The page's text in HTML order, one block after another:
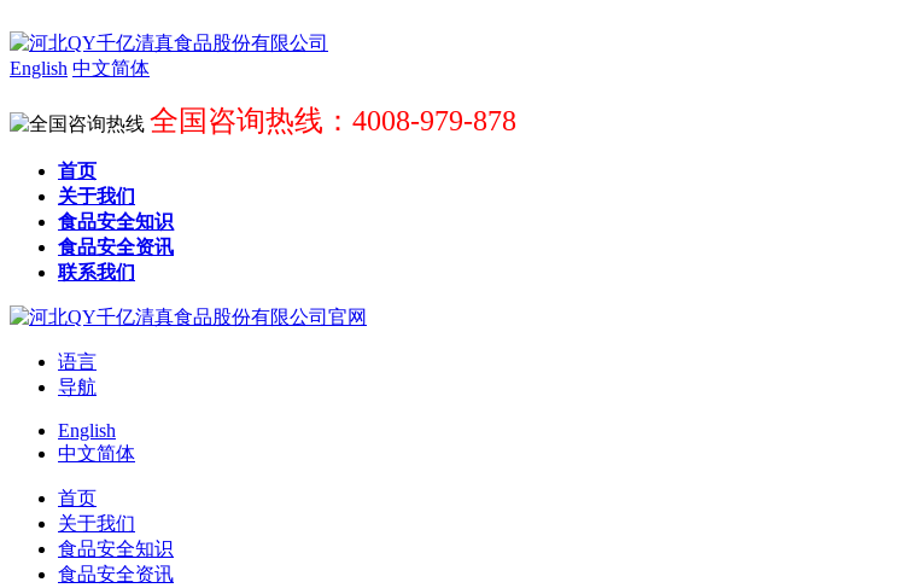
English 中文简体
全国咨询热线：4008-979-878
首页
关于我们
食品安全知识
食品安全资讯
联系我们
语言
导航
English
中文简体
首页
关于我们
食品安全知识
食品安全资讯